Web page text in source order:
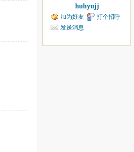
huhyujj
加为好友
打个招呼
发送消息